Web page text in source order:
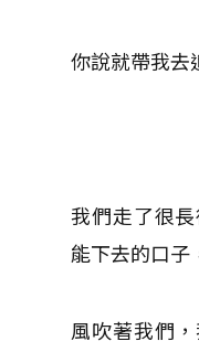
你說就帶我去
我們走了很
能下去的口子
風吹著我們